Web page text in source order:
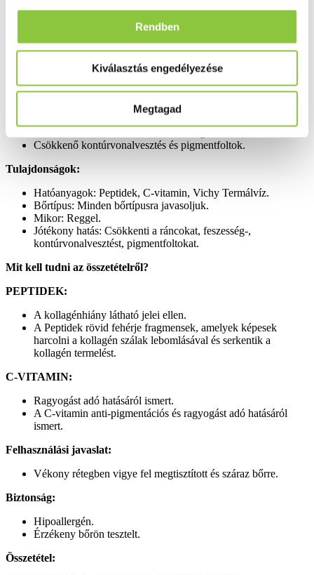
Rendben
Kiválasztás engedélyezése
Megtagad
Klinikailag igazolt hatékonyság:
Azonnal: jelentősen feszesebb bőr* (*Műszeres teszt 40 nő
részvételével. Klinikai pontozás a nyújthatóság, a rugalmasság
4 hét múlva: kisimultabb ráncok ** (**Műszeres teszt 58 nő
részvételével. Klinikai pontozás a szarkalábak, a
homlokráncok és a nevetőráncok vizsgálatával.)
8 hét múlva: kevesebb ránc ** (**Műszeres teszt 58 nő
Csökkenő kontúrvonalvesztés és pigmentfoltok.
Tulajdonságok:
Hatóanyagok: Peptidek, C-vitamin, Vichy Termálvíz.
Bőrtípus: Minden bőrtípusra javasoljuk.
Mikor: Reggel.
Jótékony hatás: Csökkenti a ráncokat, feszesség-,
kontúrvonalvesztést, pigmentfoltokat.
Mit kell tudni az összetételről?
PEPTIDEK:
A kollagénhiány látható jelei ellen.
A Peptidek rövid fehérje fragmensek, amelyek képesek
harcolni a kollagén szálak lebomlásával és serkentik a
kollagén termelést.
C-VITAMIN:
Ragyogást adó hatásáról ismert.
A C-vitamin anti-pigmentációs és ragyogást adó hatásáról
ismert.
Felhasználási javaslat:
Vékony rétegben vigye fel megtisztított és száraz bőrre.
Biztonság:
Hipoallergén.
Érzékeny bőrön tesztelt.
Összetétel: